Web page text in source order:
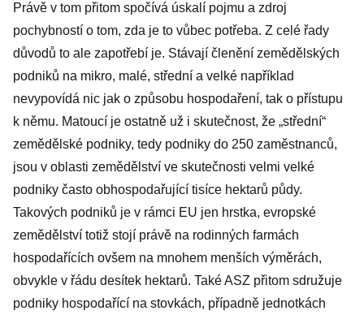
Právě v tom přitom spočívá úskalí pojmu a zdroj
pochybností o tom, zda je to vůbec potřeba. Z celé řady
důvodů to ale zapotřebí je. Stávají členění zemědělských
podniků na mikro, malé, střední a velké například
nevypovídá nic jak o způsobu hospodaření, tak o přístupu
k němu. Matoucí je ostatně už i skutečnost, že „střední“
zemědělské podniky, tedy podniky do 250 zaměstnanců,
jsou v oblasti zemědělství ve skutečnosti velmi velké
podniky často obhospodařující tisíce hektarů půdy.
Takových podniků je v rámci EU jen hrstka, evropské
zemědělství totiž stojí právě na rodinných farmách
hospodařících ovšem na mnohem menších výměrách,
obvykle v řádu desítek hektarů. Také ASZ přitom sdružuje
podniky hospodařící na stovkách, případně jednotkách